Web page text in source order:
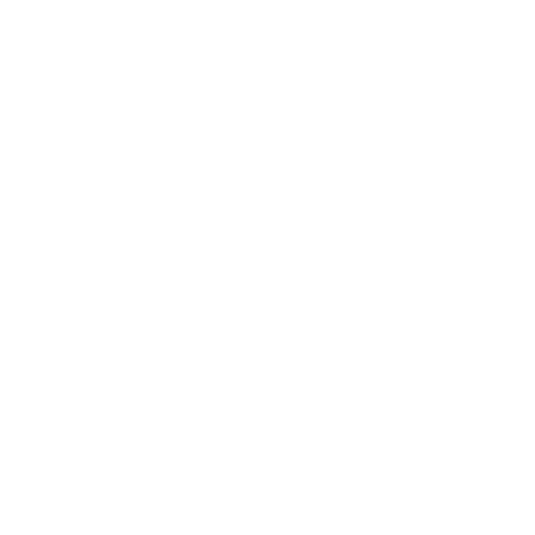
überführen Sie die
die Waren
Zolllager oder